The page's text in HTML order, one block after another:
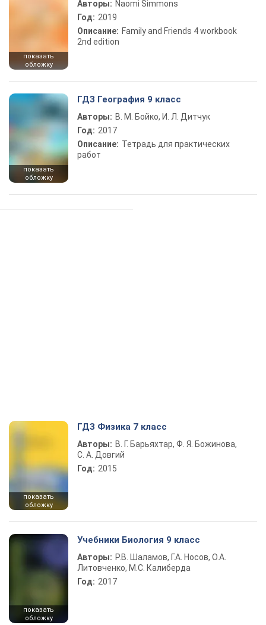
показать
обложку
Авторы: Naomi Simmons
Год: 2019
Описание: Family and Friends 4 workbook
2nd edition
показать
обложку
ГДЗ География 9 класс
Авторы: В. М. Бойко, И. Л. Дитчук
Год: 2017
Описание: Тетрадь для практических
работ
показать
обложку
ГДЗ Физика 7 класс
Авторы: В. Г. Барьяхтар, Ф. Я. Божинова,
С. А. Довгий
Год: 2015
показать
обложку
Учебники Биология 9 класс
Авторы: Р.В. Шаламов, Г.А. Носов, О.А.
Литовченко, М.С. Калиберда
Год: 2017